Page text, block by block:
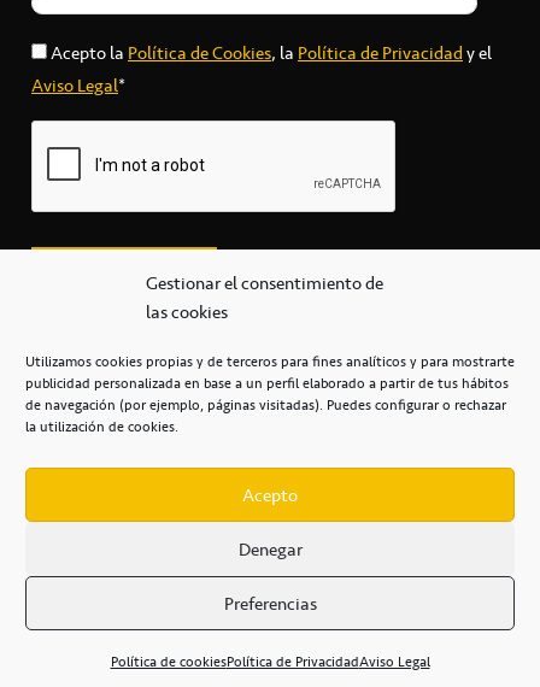
Gestionar el consentimiento de
las cookies
Utilizamos cookies propias y de terceros para fines analíticos y para mostrarte
publicidad personalizada en base a un perfil elaborado a partir de tus hábitos
de navegación (por ejemplo, páginas visitadas). Puedes configurar o rechazar
la utilización de cookies.
Acepto
Denegar
Preferencias
Política de cookiesPolítica de PrivacidadAviso Legal
Acepto laPolítica de Cookies, laPolítica de Privacidady el
Aviso Legal*
secretaria@cbcanarias.es
+34 922 253 684
Casa del Deporte / 38108 – La Laguna
POLÍTICA DE PRIVACIDAD / POLÍTICA DE COOKIES /
AVISO LEGAL / CONDICIONES